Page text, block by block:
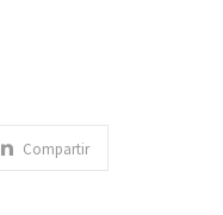
Compartir